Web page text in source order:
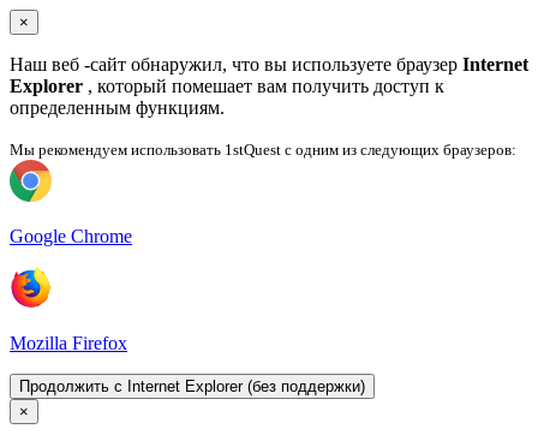
×
Наш веб -сайт обнаружил, что вы используете браузер Internet
Explorer , который помешает вам получить доступ к
определенным функциям.
Мы рекомендуем использовать 1stQuest с одним из следующих браузеров:
Google Chrome
Mozilla Firefox
Продолжить с Internet Explorer (без поддержки)
×